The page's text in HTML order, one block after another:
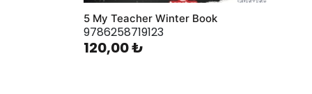
5 My Teacher Winter Book
9786258719123
120,00 ₺